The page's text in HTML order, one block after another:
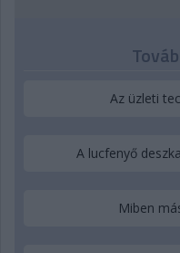
Az üzleti
A lucfenyő
Miben